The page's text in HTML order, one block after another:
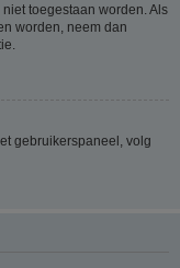
toegestaan worden. Als
worden, neem dan
gebruikerspaneel, volg